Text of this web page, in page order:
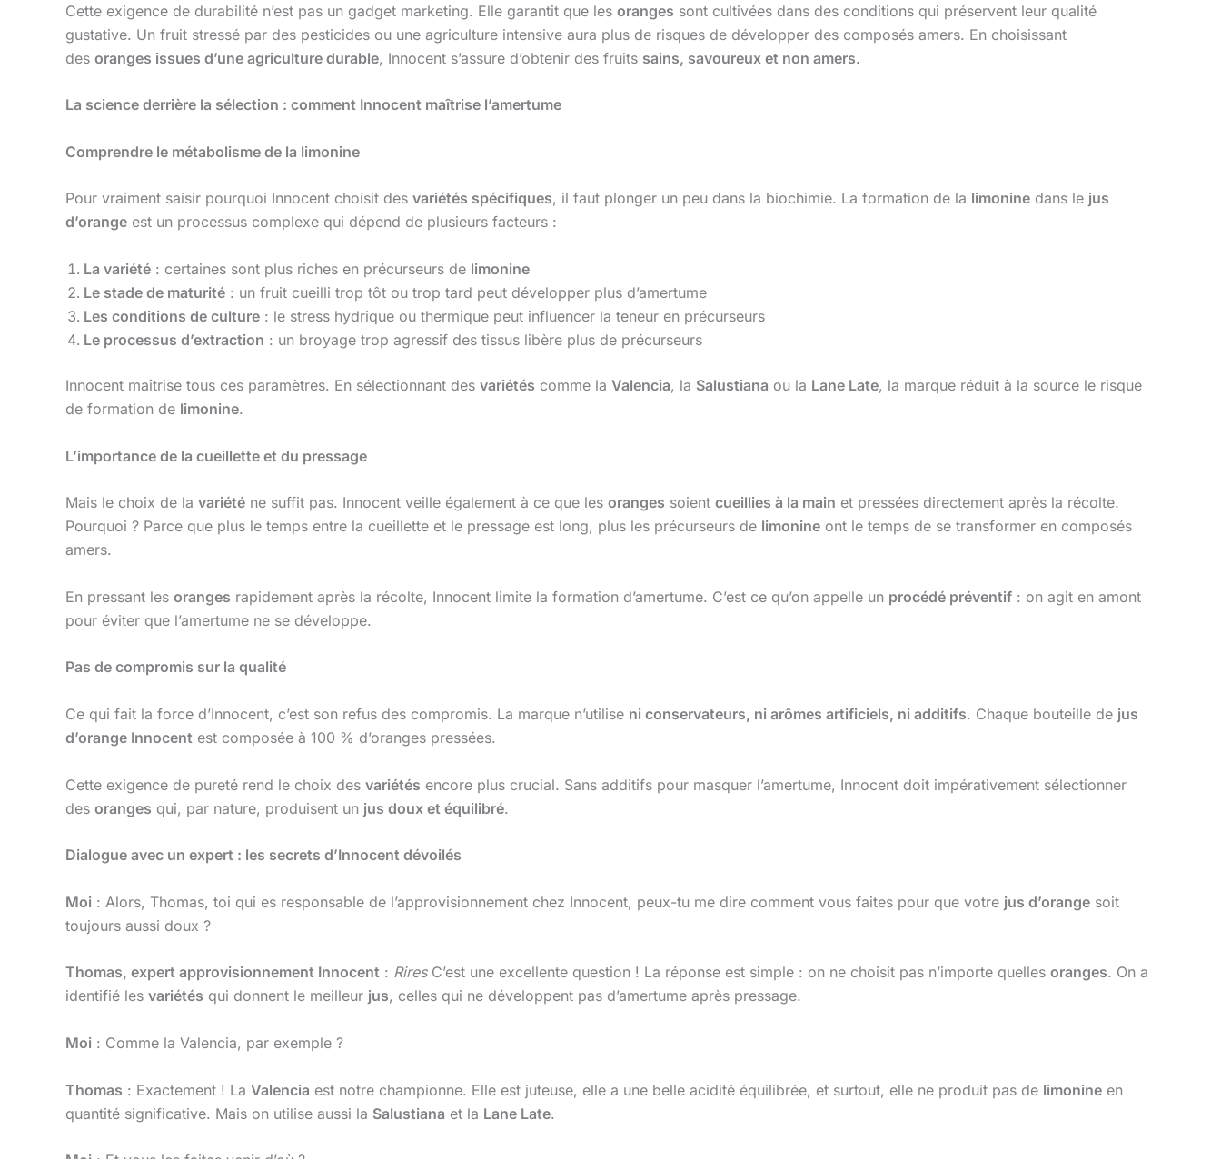
Cette exigence de durabilité n’est pas un gadget marketing. Elle garantit que les oranges sont cultivées dans des conditions qui préservent leur qualité
gustative. Un fruit stressé par des pesticides ou une agriculture intensive aura plus de risques de développer des composés amers. En choisissant
des oranges issues d’une agriculture durable, Innocent s’assure d’obtenir des fruits sains, savoureux et non amers.
La science derrière la sélection : comment Innocent maîtrise l’amertume
Comprendre le métabolisme de la limonine
Pour vraiment saisir pourquoi Innocent choisit des variétés spécifiques, il faut plonger un peu dans la biochimie. La formation de la limonine dans le jus
d’orange est un processus complexe qui dépend de plusieurs facteurs :
La variété : certaines sont plus riches en précurseurs de limonine
Le stade de maturité : un fruit cueilli trop tôt ou trop tard peut développer plus d’amertume
Les conditions de culture : le stress hydrique ou thermique peut influencer la teneur en précurseurs
Le processus d’extraction : un broyage trop agressif des tissus libère plus de précurseurs
Innocent maîtrise tous ces paramètres. En sélectionnant des variétés comme la Valencia, la Salustiana ou la Lane Late, la marque réduit à la source le risque
de formation de limonine.
L’importance de la cueillette et du pressage
Mais le choix de la variété ne suffit pas. Innocent veille également à ce que les oranges soient cueillies à la main et pressées directement après la récolte.
Pourquoi ? Parce que plus le temps entre la cueillette et le pressage est long, plus les précurseurs de limonine ont le temps de se transformer en composés
amers.
En pressant les oranges rapidement après la récolte, Innocent limite la formation d’amertume. C’est ce qu’on appelle un procédé préventif : on agit en amont
pour éviter que l’amertume ne se développe.
Pas de compromis sur la qualité
Ce qui fait la force d’Innocent, c’est son refus des compromis. La marque n’utilise ni conservateurs, ni arômes artificiels, ni additifs. Chaque bouteille de jus
d’orange Innocent est composée à 100 % d’oranges pressées.
Cette exigence de pureté rend le choix des variétés encore plus crucial. Sans additifs pour masquer l’amertume, Innocent doit impérativement sélectionner
des oranges qui, par nature, produisent un jus doux et équilibré.
Dialogue avec un expert : les secrets d’Innocent dévoilés
Moi : Alors, Thomas, toi qui es responsable de l’approvisionnement chez Innocent, peux-tu me dire comment vous faites pour que votre jus d’orange soit
toujours aussi doux ?
Thomas, expert approvisionnement Innocent : RiresC’est une excellente question ! La réponse est simple : on ne choisit pas n’importe quelles oranges. On a
identifié les variétés qui donnent le meilleur jus, celles qui ne développent pas d’amertume après pressage.
Moi : Comme la Valencia, par exemple ?
Thomas : Exactement ! La Valencia est notre championne. Elle est juteuse, elle a une belle acidité équilibrée, et surtout, elle ne produit pas de limonine en
quantité significative. Mais on utilise aussi la Salustiana et la Lane Late.